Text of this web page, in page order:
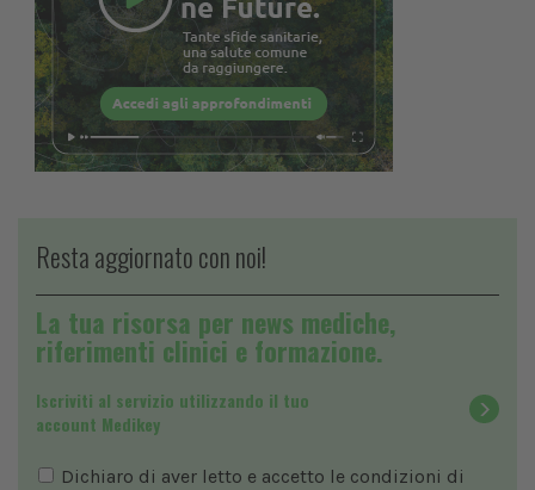
Resta aggiornato con noi!
La tua risorsa per news mediche,
riferimenti clinici e formazione.
Iscriviti al servizio utilizzando il tuo
account Medikey
Dichiaro di aver letto e accetto le condizioni di